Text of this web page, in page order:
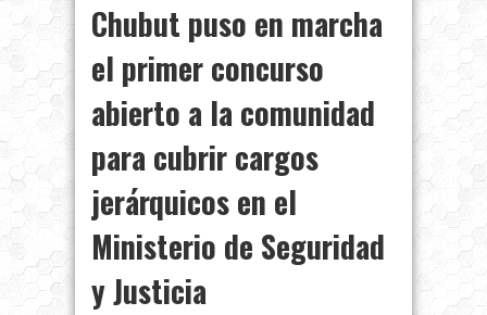
Chubut puso en marcha
el primer concurso
abierto a la comunidad
para cubrir cargos
jerárquicos en el
Ministerio de Seguridad
y Justicia